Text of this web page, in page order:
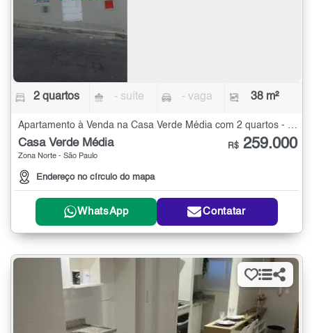
2 quartos - suíte - vaga 38 m²
Apartamento à Venda na Casa Verde Média com 2 quartos - 38 m²
Casa Verde Média
Zona Norte - São Paulo
Endereço no círculo do mapa
R$ 259.000
WhatsApp Contatar